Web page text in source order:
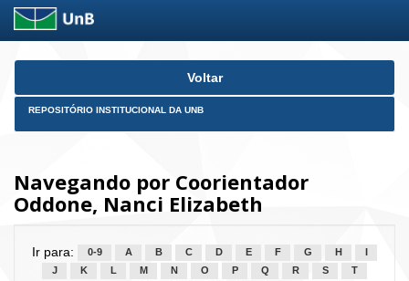
Skip
Voltar
REPOSITÓRIO INSTITUCIONAL DA UNB
Navegando por Coorientador
Oddone, Nanci Elizabeth
Ir para: 0-9 A B C D E F G H
J
K L M N O P Q R S
T